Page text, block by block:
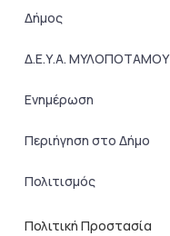
Δήμος
Δ.Ε.Υ.Α. ΜΥΛΟΠΟΤΑΜΟΥ
Ενημέρωση
Περιήγηση στο Δήμο
Πολιτισμός
Πολιτική Προστασία